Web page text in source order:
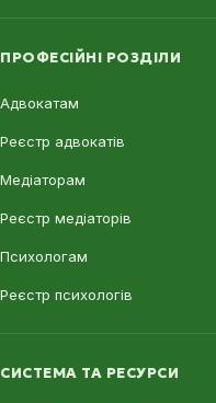
ПРОФЕСІЙНІ РОЗДІЛИ
Адвокатам
Реєстр адвокатів
Медіаторам
Реєстр медіаторів
Психологам
Реєстр психологів
СИСТЕМА ТА РЕСУРСИ